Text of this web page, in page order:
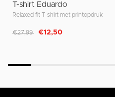
T-shirt Eduardo
Relaxed fit T-shirt met printopdruk
Afgeprijsd van
€27,99 naar
€12,50